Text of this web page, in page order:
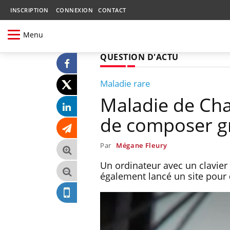
INSCRIPTION CONNEXION CONTACT
Menu
QUESTION D'ACTU
Maladie rare
Maladie de
de composer
Par Mégane Fleury
Un ordinateur avec un
également lancé un site pour